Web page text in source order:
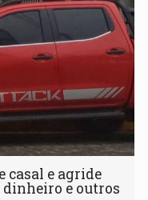
casal e agride
dinheiro e outros